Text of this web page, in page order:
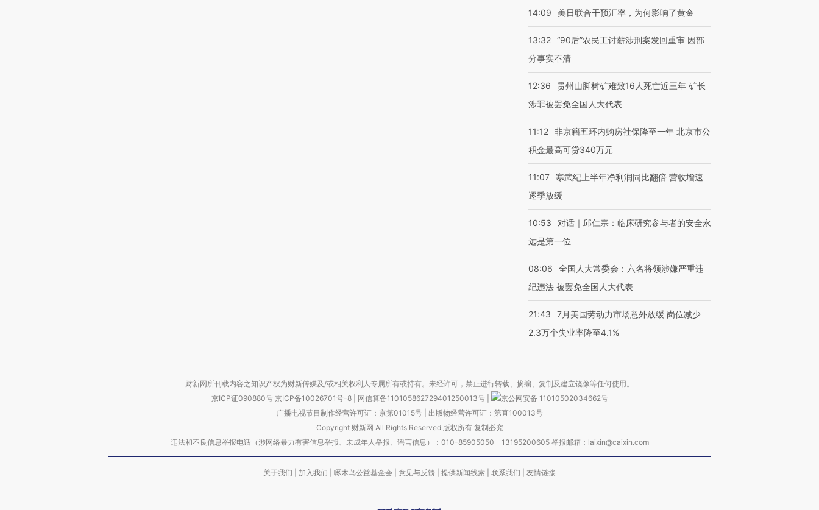
14:09 美日联合干预汇率，为何影响了黄金
13:32 “90后”农民工讨薪涉刑案发回重审 因部
分事实不清
12:36
贵州山脚树矿难致16人死亡近三年 矿长
涉罪被罢免全国人大代表
11:12 非京籍五环内购房社保降至一年 北京市公
积金最高可贷340万元
11:07
寒武纪上半年净利润同比翻倍 营收增速
逐季放缓
10:53
对话｜邱仁宗：临床研究参与者的安全永
远是第一位
08:06
全国人大常委会：六名将领涉嫌严重违
纪违法 被罢免全国人大代表
21:43
7月美国劳动力市场意外放缓 岗位减少
2.3万个失业率降至4.1%
财新网所刊载内容之知识产权为财新传媒及/或相关权利人专属所有或持有。未经许可，禁止进行转载、摘编、复制及建立镜像等任何使用。
京ICP证090880号 京ICP备10026701号-8 网信算备110105862729401250013号
京公网安备 11010502034662号
广播电视节目制作经营许可证：京第01015号| 出版物经营许可证：第直100013号
Copyright 财新网 All Rights Reserved 版权所有 复制必究
违法和不良信息举报电话（涉网络暴力有害信息举报、未成年人举报、谣言信息）：010-85905050 13195200605 举报邮箱：laixin@caixin.com
关于我们 加入我们 啄木鸟公益基金会 意见与反馈 提供新闻线索 联系我们 友情链接